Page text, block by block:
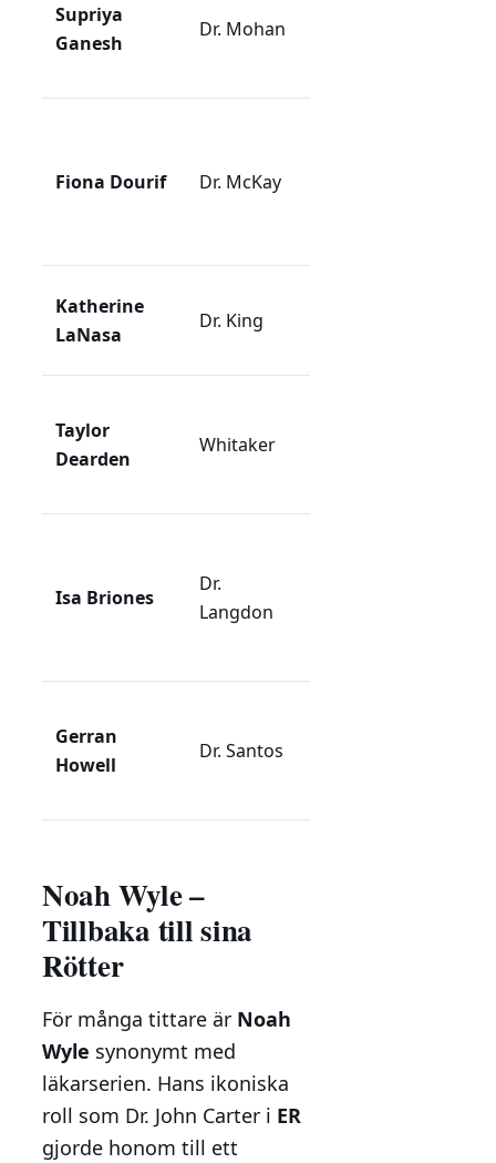
Supriya
Ganesh
Dr. Mohan
Fiona Dourif Dr. McKay
Katherine
LaNasa
Dr. King
Taylor
Dearden
Whitaker
Isa Briones
Dr.
Langdon
Gerran
Howell
Dr. Santos
Noah Wyle –
Tillbaka till sina
Rötter
För många tittare är Noah
Wyle synonymt med
läkarserien. Hans ikoniska
roll som Dr. John Carter i ER
gjorde honom till ett